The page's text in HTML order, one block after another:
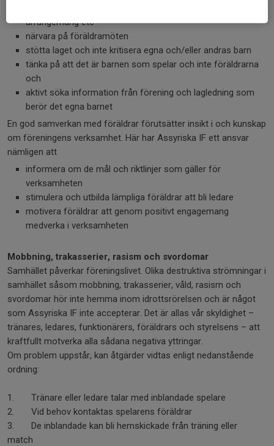
arrangemang etc
närvara på föräldramöten
stötta laget och inte kritisera egna och/eller andras barn
tänka på att det är barnen som spelar och inte föräldrarna
och
aktivt söka information från förening och lagledning som
berör det egna barnet
En god samverkan med föräldrar förutsätter insikt i och kunskap
om föreningens verksamhet. Här har Assyriska IF ett ansvar
nämligen att
informera om de mål och riktlinjer som gäller för
verksamheten
stimulera och utbilda lämpliga föräldrar att bli ledare
motivera föräldrar att genom positivt engagemang
medverka i verksamheten
Mobbning, trakasserier, rasism och svordomar
Samhället påverkar föreningslivet. Olika destruktiva strömningar i
samhället såsom mobbning, trakasserier, våld, rasism och
svordomar hör inte hemma inom idrottsrörelsen och är något
som Assyriska IF inte accepterar. Det är allas vår skyldighet –
tränares, ledares, funktionärers, föräldrars och styrelsens – att
kraftfullt motverka alla sådana negativa yttringar.
Om problem uppstår, kan åtgärder vidtas enligt nedanstående
ordning:
1. Tränare eller ledare talar med inblandade spelare
2. Vid behov kontaktas spelarens föräldrar
3. De inblandade kan bli hemskickade från träning eller
match